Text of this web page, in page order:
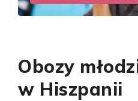
Obozy
w Hiszpanii